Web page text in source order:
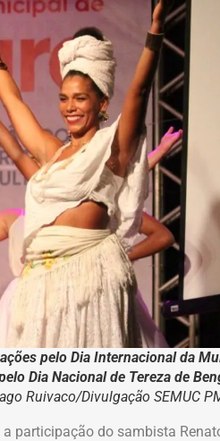
pelo Dia Internacional da
Dia Nacional de Tereza de
Ruivaco/Divulgação SEMUC
participação do sambista